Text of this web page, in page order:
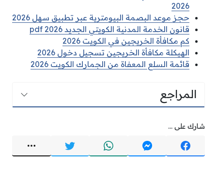
2026
حجز موعد البصمة البيومترية عبر تطبيق سهل 2026
قانون الخدمة المدنية الكويتي الجديد pdf 2026
كم مكافأة الخريجين في الكويت 2026
الهيكلة مكافأة الخريجين تسجيل دخول 2026
قائمة السلع المعفاة من الجمارك الكويت 2026
المراجع
شارك على ...